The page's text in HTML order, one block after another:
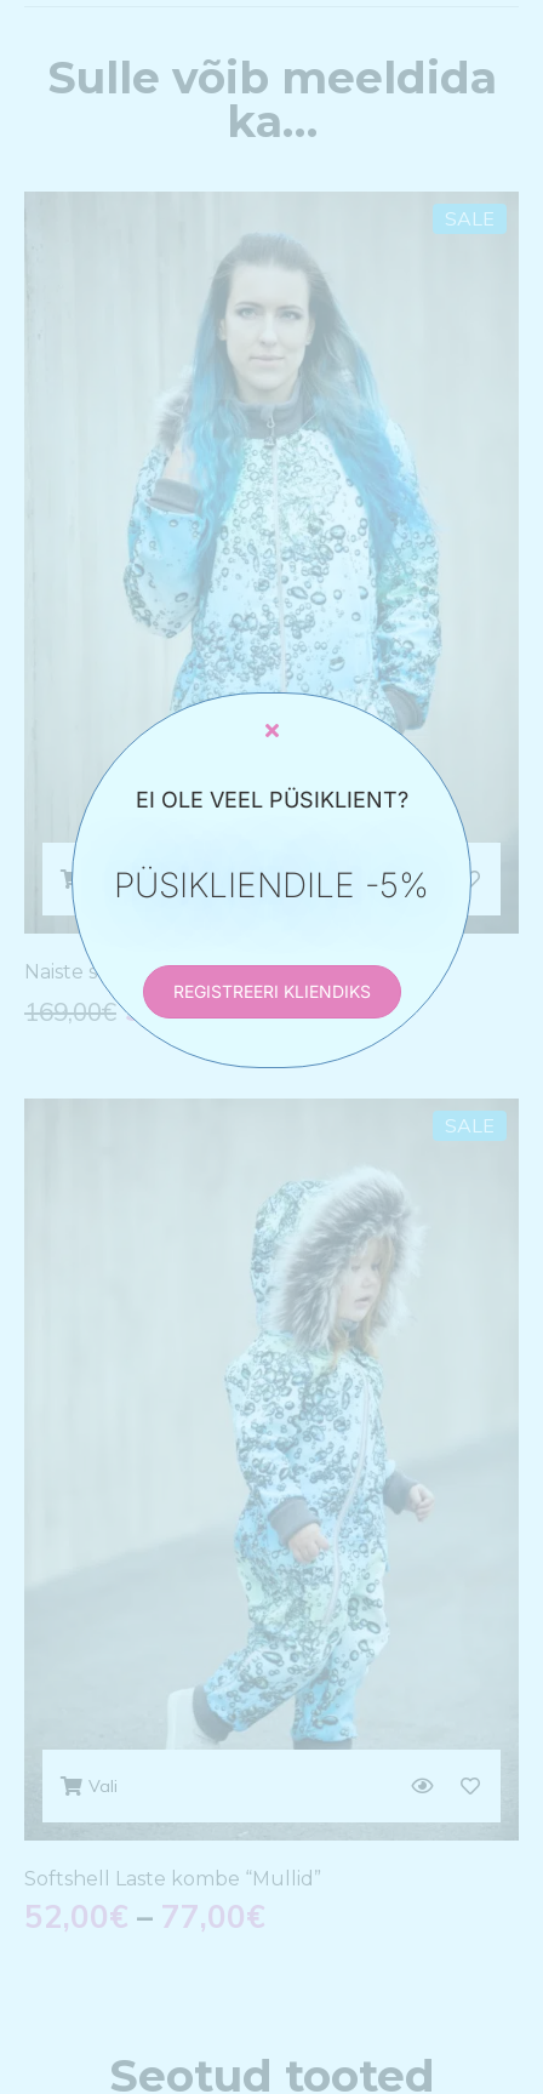
Sulle võib meeldida
ka…
SALE
Naiste softshell parka “Mullid”
169,00€ 99,00€
SALE
Vali
Softshell Laste kombe “Mullid”
52,00€ – 77,00€
Seotud tooted
EI OLE VEEL PÜSIKLIENT?
PÜSIKLIENDILE -5%
REGISTREERI KLIENDIKS